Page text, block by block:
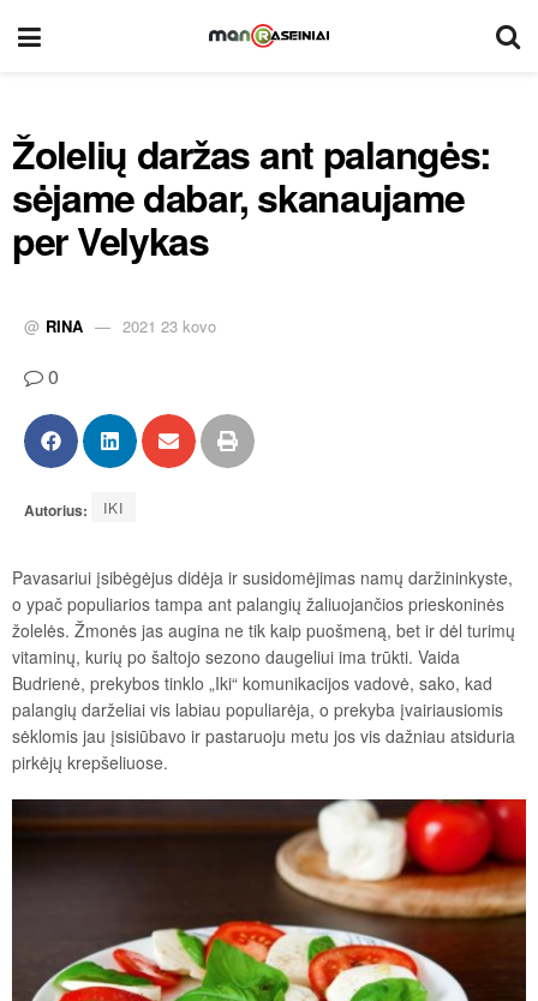
Žolelių daržas ant palangės:
sėjame dabar, skanaujame
per Velykas
@ RINA 2021 23 kovo
0
Autorius: IKI
Pavasariui įsibėgėjus didėja ir susidomėjimas namų daržininkyste,
o ypač populiarios tampa ant palangių žaliuojančios prieskoninės
žolelės. Žmonės jas augina ne tik kaip puošmeną, bet ir dėl turimų
vitaminų, kurių po šaltojo sezono daugeliui ima trūkti. Vaida
Budrienė, prekybos tinklo „Iki“ komunikacijos vadovė, sako, kad
palangių darželiai vis labiau populiarėja, o prekyba įvairiausiomis
sėklomis jau įsisiūbavo ir pastaruoju metu jos vis dažniau atsiduria
pirkėjų krepšeliuose.